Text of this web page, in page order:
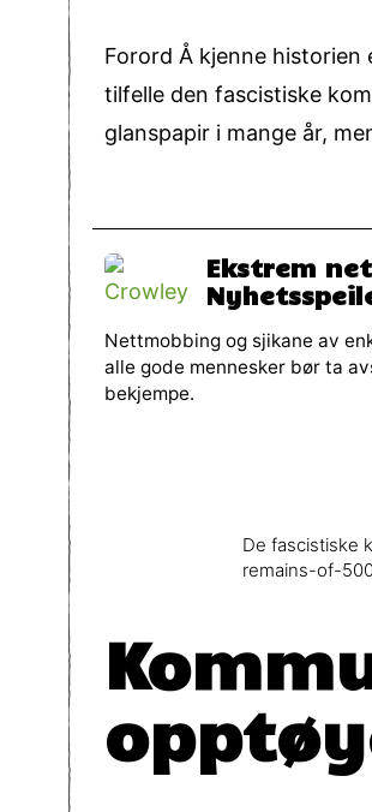
Forord Å kjenne
tilfelle den fascistiske
glanspapir i mange år,
Ekstrem
Nettmobbing og sjikane av
alle gode mennesker bør ta
bekjempe.
De fascistiske
remains-of-